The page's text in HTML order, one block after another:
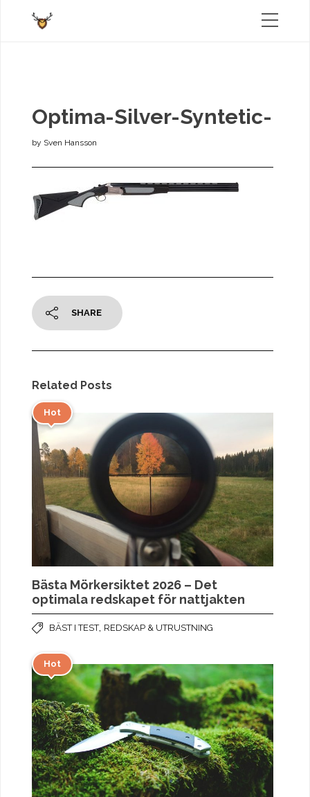
Optima-Silver-Syntetic-
by Sven Hansson
SHARE
Related Posts
Hot
Bästa Mörkersiktet 2026 – Det
optimala redskapet för nattjakten
BÄST I TEST, REDSKAP & UTRUSTNING
Hot